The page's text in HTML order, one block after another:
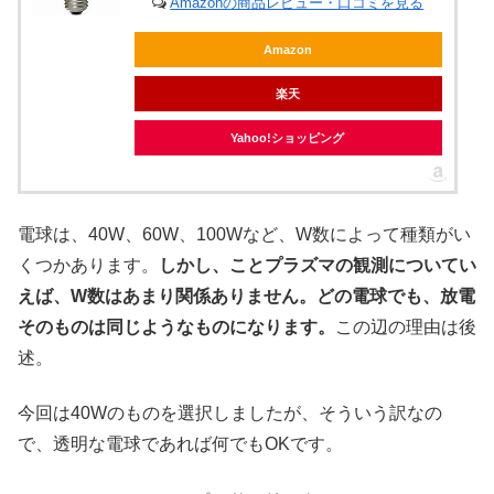
Amazon
楽天
Yahoo!ショッピング
電球は、40W、60W、100Wなど、W数によって種類がい
くつかあります。
しかし、ことプラズマの観測についてい
えば、W数はあまり関係ありません。どの電球でも、放電
そのものは同じようなものになります。
この辺の理由は後
述。
今回は40Wのものを選択しましたが、そういう訳なの
で、透明な電球であれば何でもOKです。